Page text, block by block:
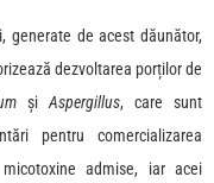
generate de acest dăunător,
dezvoltarea porților de
și Aspergillus, care sunt
pentru comercializarea
admise, iar acei